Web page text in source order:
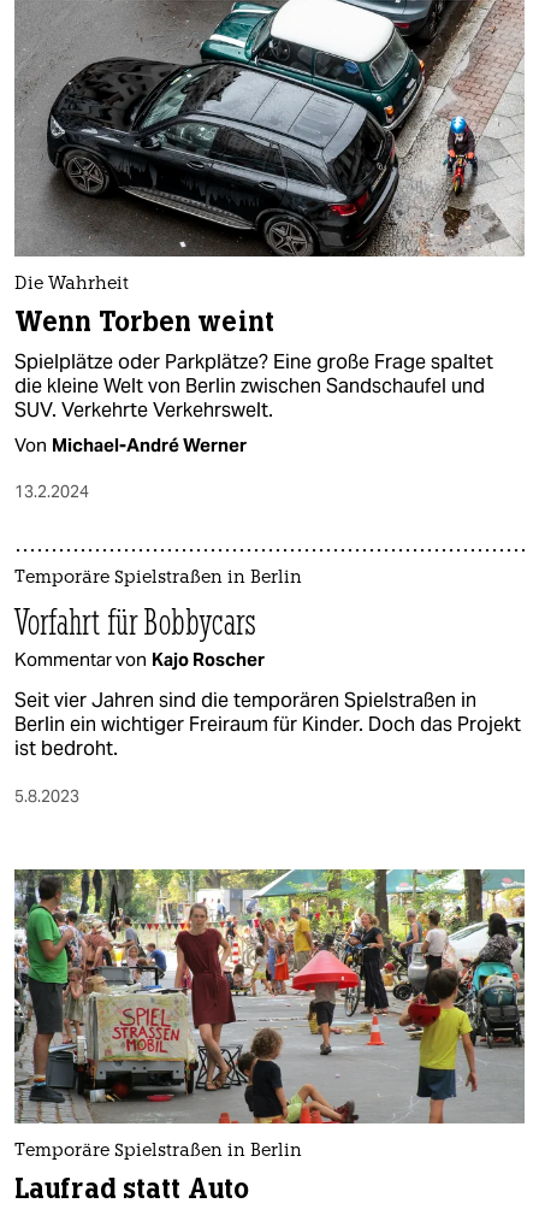
Die Wahrheit
Wenn Torben weint
Spielplätze oder Parkplätze? Eine große Frage spaltet
die kleine Welt von Berlin zwischen Sandschaufel und
SUV. Verkehrte Verkehrswelt.
Von Michael-André Werner
13.2.2024
Temporäre Spielstraßen in Berlin
Vorfahrt für Bobbycars
Kommentar von Kajo Roscher
Seit vier Jahren sind die temporären Spielstraßen in
Berlin ein wichtiger Freiraum für Kinder. Doch das Projekt
ist bedroht.
5.8.2023
Temporäre Spielstraßen in Berlin
Laufrad statt Auto